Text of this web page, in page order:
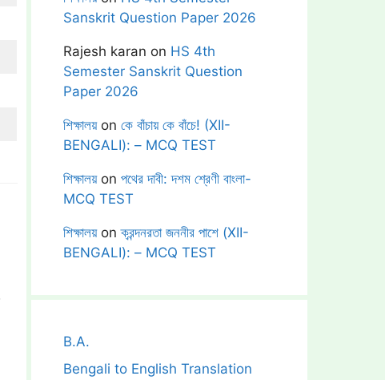
Sanskrit Question Paper 2026
Rajesh karan on HS 4th
Semester Sanskrit Question
Paper 2026
শিক্ষালয়on কে বাঁচায় কে বাঁচে! (XII-
BENGALI): – MCQ TEST
শিক্ষালয়on পথের দাবী: দশম শ্রেণী বাংলা-
MCQ TEST
শিক্ষালয়onক্রন্দনরতা জননীর পাশে (XII-
BENGALI): – MCQ TEST
B.A.
Bengali to English Translation